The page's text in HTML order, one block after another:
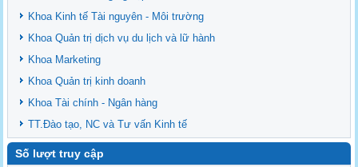
Khoa Kinh tế Tài nguyên - Môi trường
Khoa Quản trị dịch vụ du lịch và lữ hành
Khoa Marketing
Khoa Quản trị kinh doanh
Khoa Tài chính - Ngân hàng
TT.Đào tạo, NC và Tư vấn Kinh tế
Số lượt truy cập